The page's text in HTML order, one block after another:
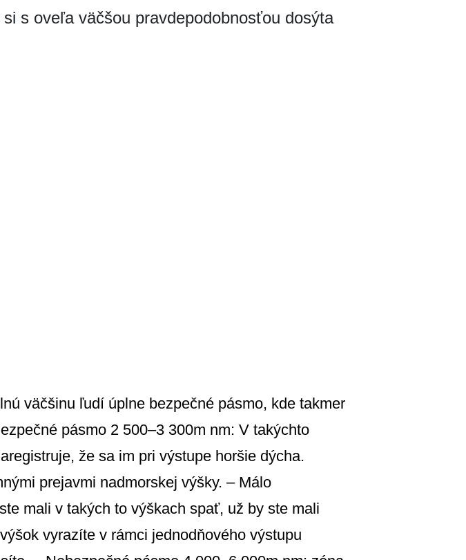
s oveľa väčšou pravdepodobnosťou dosýta
väčšinu ľudí úplne bezpečné pásmo, kde takmer
pásmo 2 500–3 300m nm: V takýchto
že sa im pri výstupe horšie dýcha.
prejavmi nadmorskej výšky. – Málo
mali v takých to výškach spať, už by ste mali
vyrazíte v rámci jednodňového výstupu